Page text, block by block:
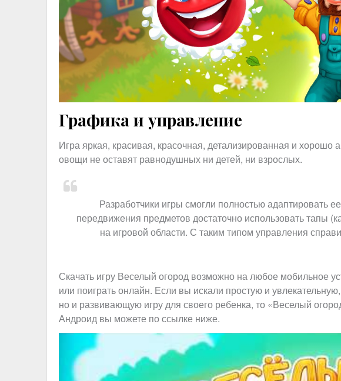
Графика и управление
Игра яркая, красивая, красочная, детализированная и
овощи не оставят равнодушных ни детей, ни взрослых.
Разработчики игры смогли полностью адаптировать
передвижения предметов достаточно использовать тапы
на игровой области. С таким типом управления
Скачать игру Веселый огород возможно на любое мобильное
или поиграть онлайн. Если вы искали простую и
но и развивающую игру для своего ребенка, то «Веселый
Андроид вы можете по ссылке ниже.